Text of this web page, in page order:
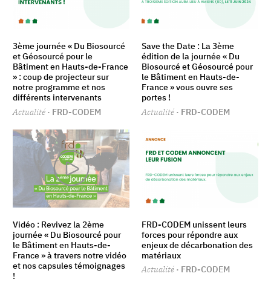
3ème journée « Du Biosourcé
et Géosourcé pour le
Bâtiment en Hauts-de-France
» : coup de projecteur sur
notre programme et nos
différents intervenants
Actualité · FRD-CODEM
Save the Date : La 3ème
édition de la journée « Du
Biosourcé et Géosourcé pour
le Bâtiment en Hauts-de-
France » vous ouvre ses
portes !
Actualité · FRD-CODEM
Vidéo : Revivez la 2ème
journée « Du Biosourcé pour
le Bâtiment en Hauts-de-
France » à travers notre vidéo
et nos capsules témoignages
!
FRD-CODEM unissent leurs
forces pour répondre aux
enjeux de décarbonation des
matériaux
Actualité · FRD-CODEM